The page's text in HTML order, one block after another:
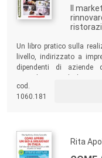
Il
Un libro pratico sulla
livello, indirizzato a
dipendenti di aziende
cuochi, giornalisti,
cod.
1060.181
Rita